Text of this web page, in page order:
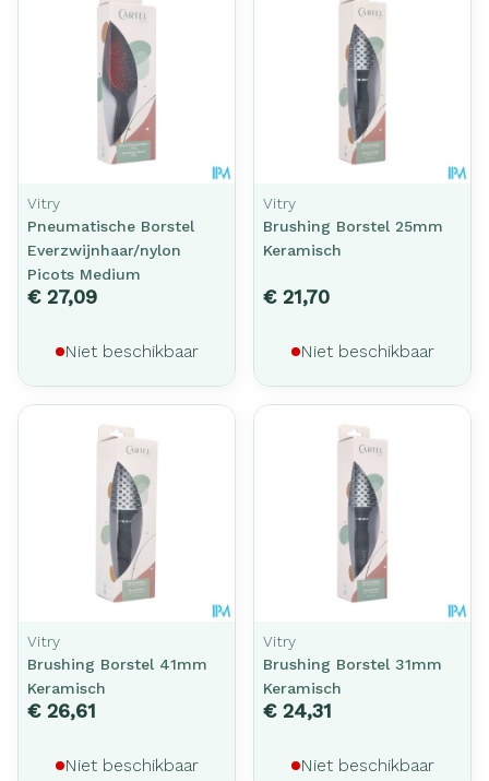
Vitry
Pneumatische Borstel
Everzwijnhaar/nylon
Picots Medium
€ 27,09
Niet beschikbaar
Vitry
Brushing Borstel 25mm
Keramisch
€ 21,70
Niet beschikbaar
Vitry
Brushing Borstel 41mm
Keramisch
€ 26,61
Niet beschikbaar
Vitry
Brushing Borstel 31mm
Keramisch
€ 24,31
Niet beschikbaar